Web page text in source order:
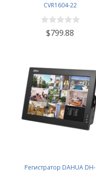
CVR1604-22
$799.88
Регистратор DAHUA DH-